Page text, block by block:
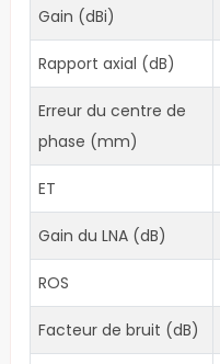
Gain (dBi)
Rapport axial (dB)
Erreur du centre de
phase (mm)
ET
Gain du LNA (dB)
ROS
Facteur de bruit (dB)